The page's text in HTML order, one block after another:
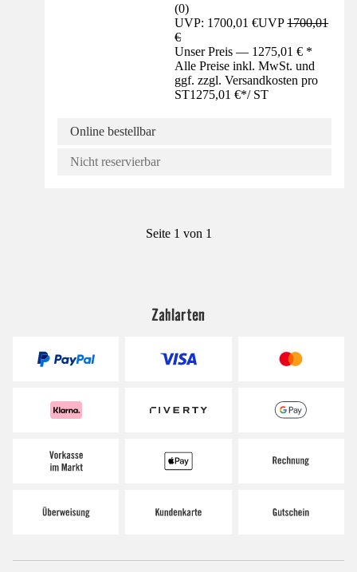
(0)
UVP: 1700,01 €UVP1700,01
€
Unser Preis — 1275,01 € *
Alle Preise inkl. MwSt. und
ggf. zzgl. Versandkosten pro
ST1275,01 €*/ ST
Online bestellbar
Nicht reservierbar
Seite 1 von 1
Zahlarten